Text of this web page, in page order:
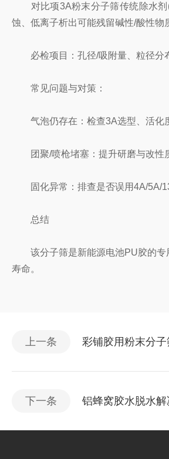
对比项3A粉末分子筛传统除水剂(
蚀、低离子析出可能残留碱性/酸性
必检项目：孔径/吸附量、粒径分
常见问题与对策：
气泡仍存在：检查3A选型、活化
团聚/喷枪堵塞：提升研磨与改性
固化异常：排查是否误用4A/5A/
总结
该分子筛是新能源电池PU胶的专
寿命。
上一条 彩铺胶用粉末分子
下一条 铝蜂窝胶水脱水